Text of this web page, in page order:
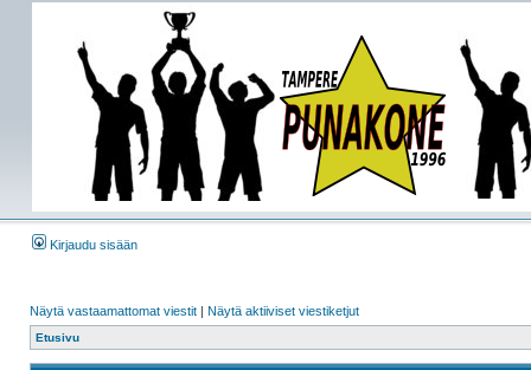
Kirjaudu sisään
Näytä vastaamattomat viestit | Näytä aktiiviset viestiketjut
Etusivu